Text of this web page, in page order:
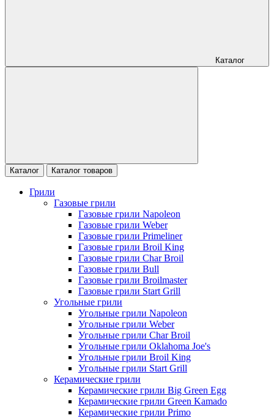
Каталог
Каталог Каталог товаров
Грили
Газовые грили
Газовые грили Napoleon
Газовые грили Weber
Газовые грили Primeliner
Газовые грили Broil King
Газовые грили Char Broil
Газовые грили Bull
Газовые грили Broilmaster
Газовые грили Start Grill
Угольные грили
Угольные грили Napoleon
Угольные грили Weber
Угольные грили Char Broil
Угольные грили Oklahoma Joe's
Угольные грили Broil King
Угольные грили Start Grill
Керамические грили
Керамические грили Big Green Egg
Керамические грили Green Kamado
Керамические грили Primo